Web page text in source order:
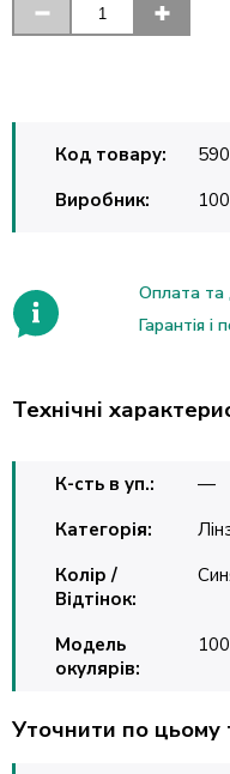
Код товару:
Виробник:
Оплата та
Гарантія і
Технічні
К-сть в уп.:
—
Категорія:
Колір /
Відтінок:
Модель
окулярів:
Уточнити по цьому